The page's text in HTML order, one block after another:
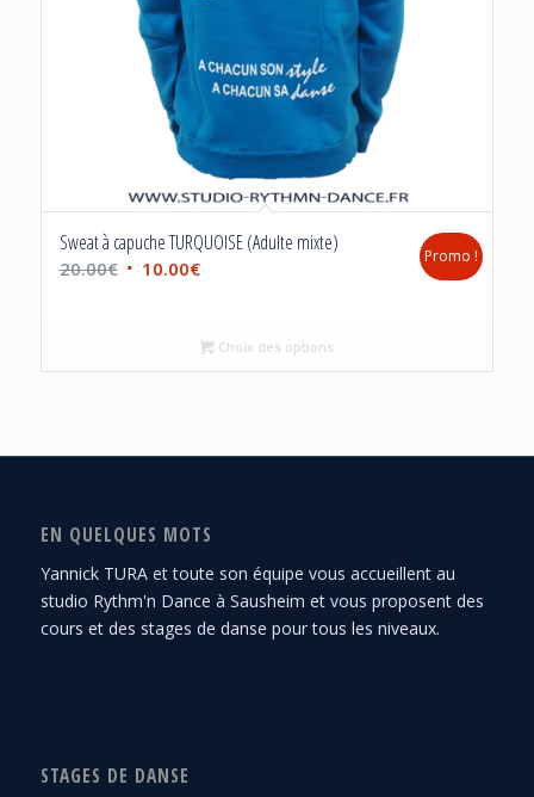
Sweat à capuche TURQUOISE (Adulte mixte)
20.00€ Le 10.00€Le
est :
Promo !
Choix des options
EN QUELQUES MOTS
Yannick TURA et toute son équipe vous accueillent au
studio Rythm'n Dance à Sausheim et vous proposent des
cours et des stages de danse pour tous les niveaux.
STAGES DE DANSE